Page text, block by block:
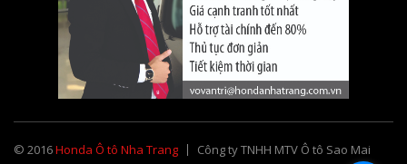
© 2016Honda Ô tô Nha Trang
Công ty TNHH MTV Ô tô Sao Mai